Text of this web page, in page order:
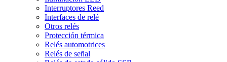
Interruptores Reed
Interfaces de relé
Otros relés
Protección térmica
Relés automotrices
Relés de señal